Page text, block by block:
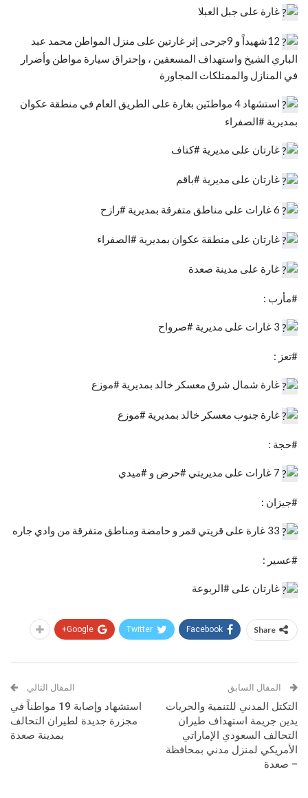
غارة على جبل العبلا
12شهيداً و 9جرحى إثر غارتين على منزل المواطن محمد عبد
الباري الشيخ واستهداف المسعفين ، وإحتراق سيارة مواطن وأضرار
في المنازل والممتلكات المجاورة
استشهاد 4 مواطنَين بغارة على الطريق العام في منطقة عكوان
بمديرية #الصفراء
غارتان على مديرية #كتاف
غارتان على مديرية #باقم
غارتان على منطقة عكوان بمديرية #الصفراء
غارة على مدينة صعدة
#مأرب :
#تعز :
غارة شمال شرق معسكر خالد بمديرية #موزع
غارة جنوب معسكر خالد بمديرية #موزع
#حجة :
#جيزان :
#عسير :
غارتان على #الربوعة
Share
Facebook
Twitter
Google+
المقال السابق
التكتل المدني للتنمية والحريات
يدين جريمة استهداف طيران
التحالف السعودي الإماراتي
الأمريكي لمنزل مدني بمحافظة
– صعدة
المقال التالي
استشهاد وإصابة 19 مواطناً في
مجزرة جديدة لطيران التحالف
بمدينة صعدة